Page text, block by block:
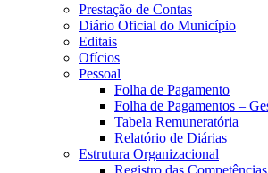
Prestação de Contas
Diário Oficial do Município
Editais
Ofícios
Pessoal
Folha de Pagamento
Folha de Pagamentos –
Tabela Remuneratória
Relatório de Diárias
Estrutura Organizacional
Registro das Competências